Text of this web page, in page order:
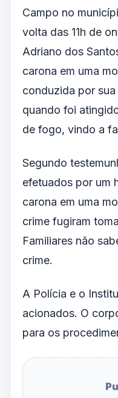
Campo no
volta das 11h de
Adriano dos
carona em uma
conduzida por sua
quando foi
de fogo, vindo a
Segundo
efetuados por um
carona em uma
crime fugiram
Familiares não
crime.
A Polícia e o
acionados. O
para os